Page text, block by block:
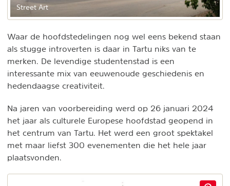
Street Art
Waar de hoofdstedelingen nog wel eens bekend staan
als stugge introverten is daar in Tartu niks van te
merken. De levendige studentenstad is een
interessante mix van eeuwenoude geschiedenis en
hedendaagse creativiteit.
Na jaren van voorbereiding werd op 26 januari 2024
het jaar als culturele Europese hoofdstad geopend in
het centrum van Tartu. Het werd een groot spektakel
met maar liefst 300 evenementen die het hele jaar
plaatsvonden.